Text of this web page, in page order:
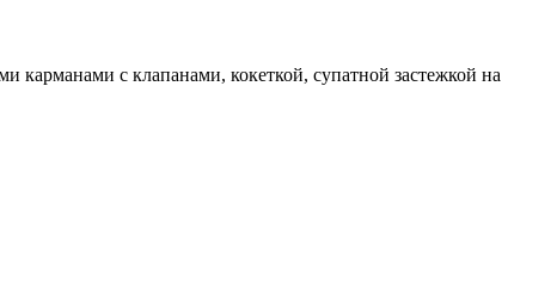
с клапанами, кокеткой, супатной застежкой на